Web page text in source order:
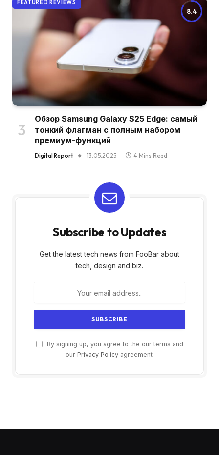
8.4
FEATURED REVIEWS
Обзор Samsung Galaxy S25 Edge: самый
тонкий флагман с полным набором
премиум-функций
Digital Report 13.05.2025 4 Mins Read
Subscribe to Updates
Get the latest tech news from FooBar about
tech, design and biz.
By signing up, you agree to the our terms and
our Privacy Policyagreement.